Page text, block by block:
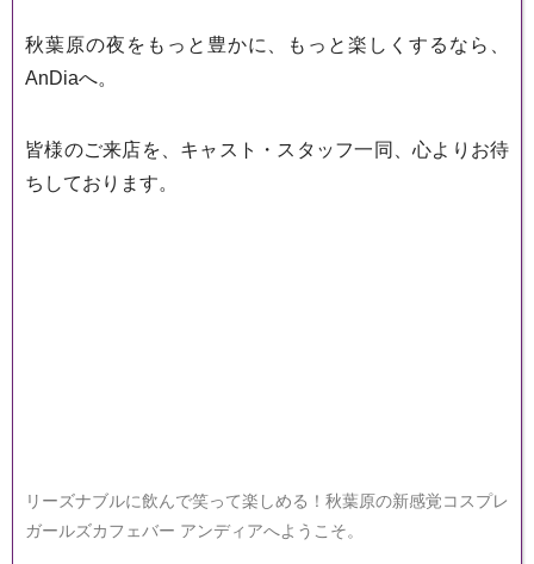
秋葉原の夜をもっと豊かに、もっと楽しくするなら、
AnDiaへ。
皆様のご来店を、キャスト・スタッフ一同、心よりお待
ちしております。
リーズナブルに飲んで笑って楽しめる！秋葉原の新感覚コスプレ
ガールズカフェバー アンディアへようこそ。